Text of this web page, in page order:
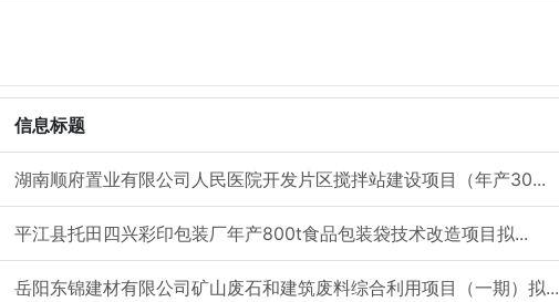
信息标题
湖南顺府置业有限公司人民医院开发片区搅拌站建设项目（年产30...
平江县托田四兴彩印包装厂年产800t食品包装袋技术改造项目拟...
岳阳东锦建材有限公司矿山废石和建筑废料综合利用项目（一期）拟...